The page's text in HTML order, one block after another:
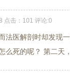
点击：101 评论:0
法医解剖时却发现
死的呢？ 第二天